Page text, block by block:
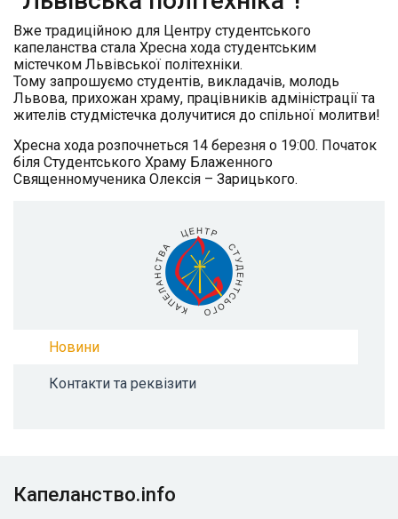
Вже традиційною для Центру студентського
капеланства стала Хресна хода студентським
містечком Львівської політехніки.
Тому запрошуємо студентів, викладачів, молодь
Львова, прихожан храму, працівників адміністрації та
жителів студмістечка долучитися до спільної молитви!
Хресна хода розпочнеться 14 березня о 19:00. Початок
біля Студентського Храму Блаженного
Священномученика Олексія – Зарицького.
Новини
Контакти та реквізити
Капеланство.info